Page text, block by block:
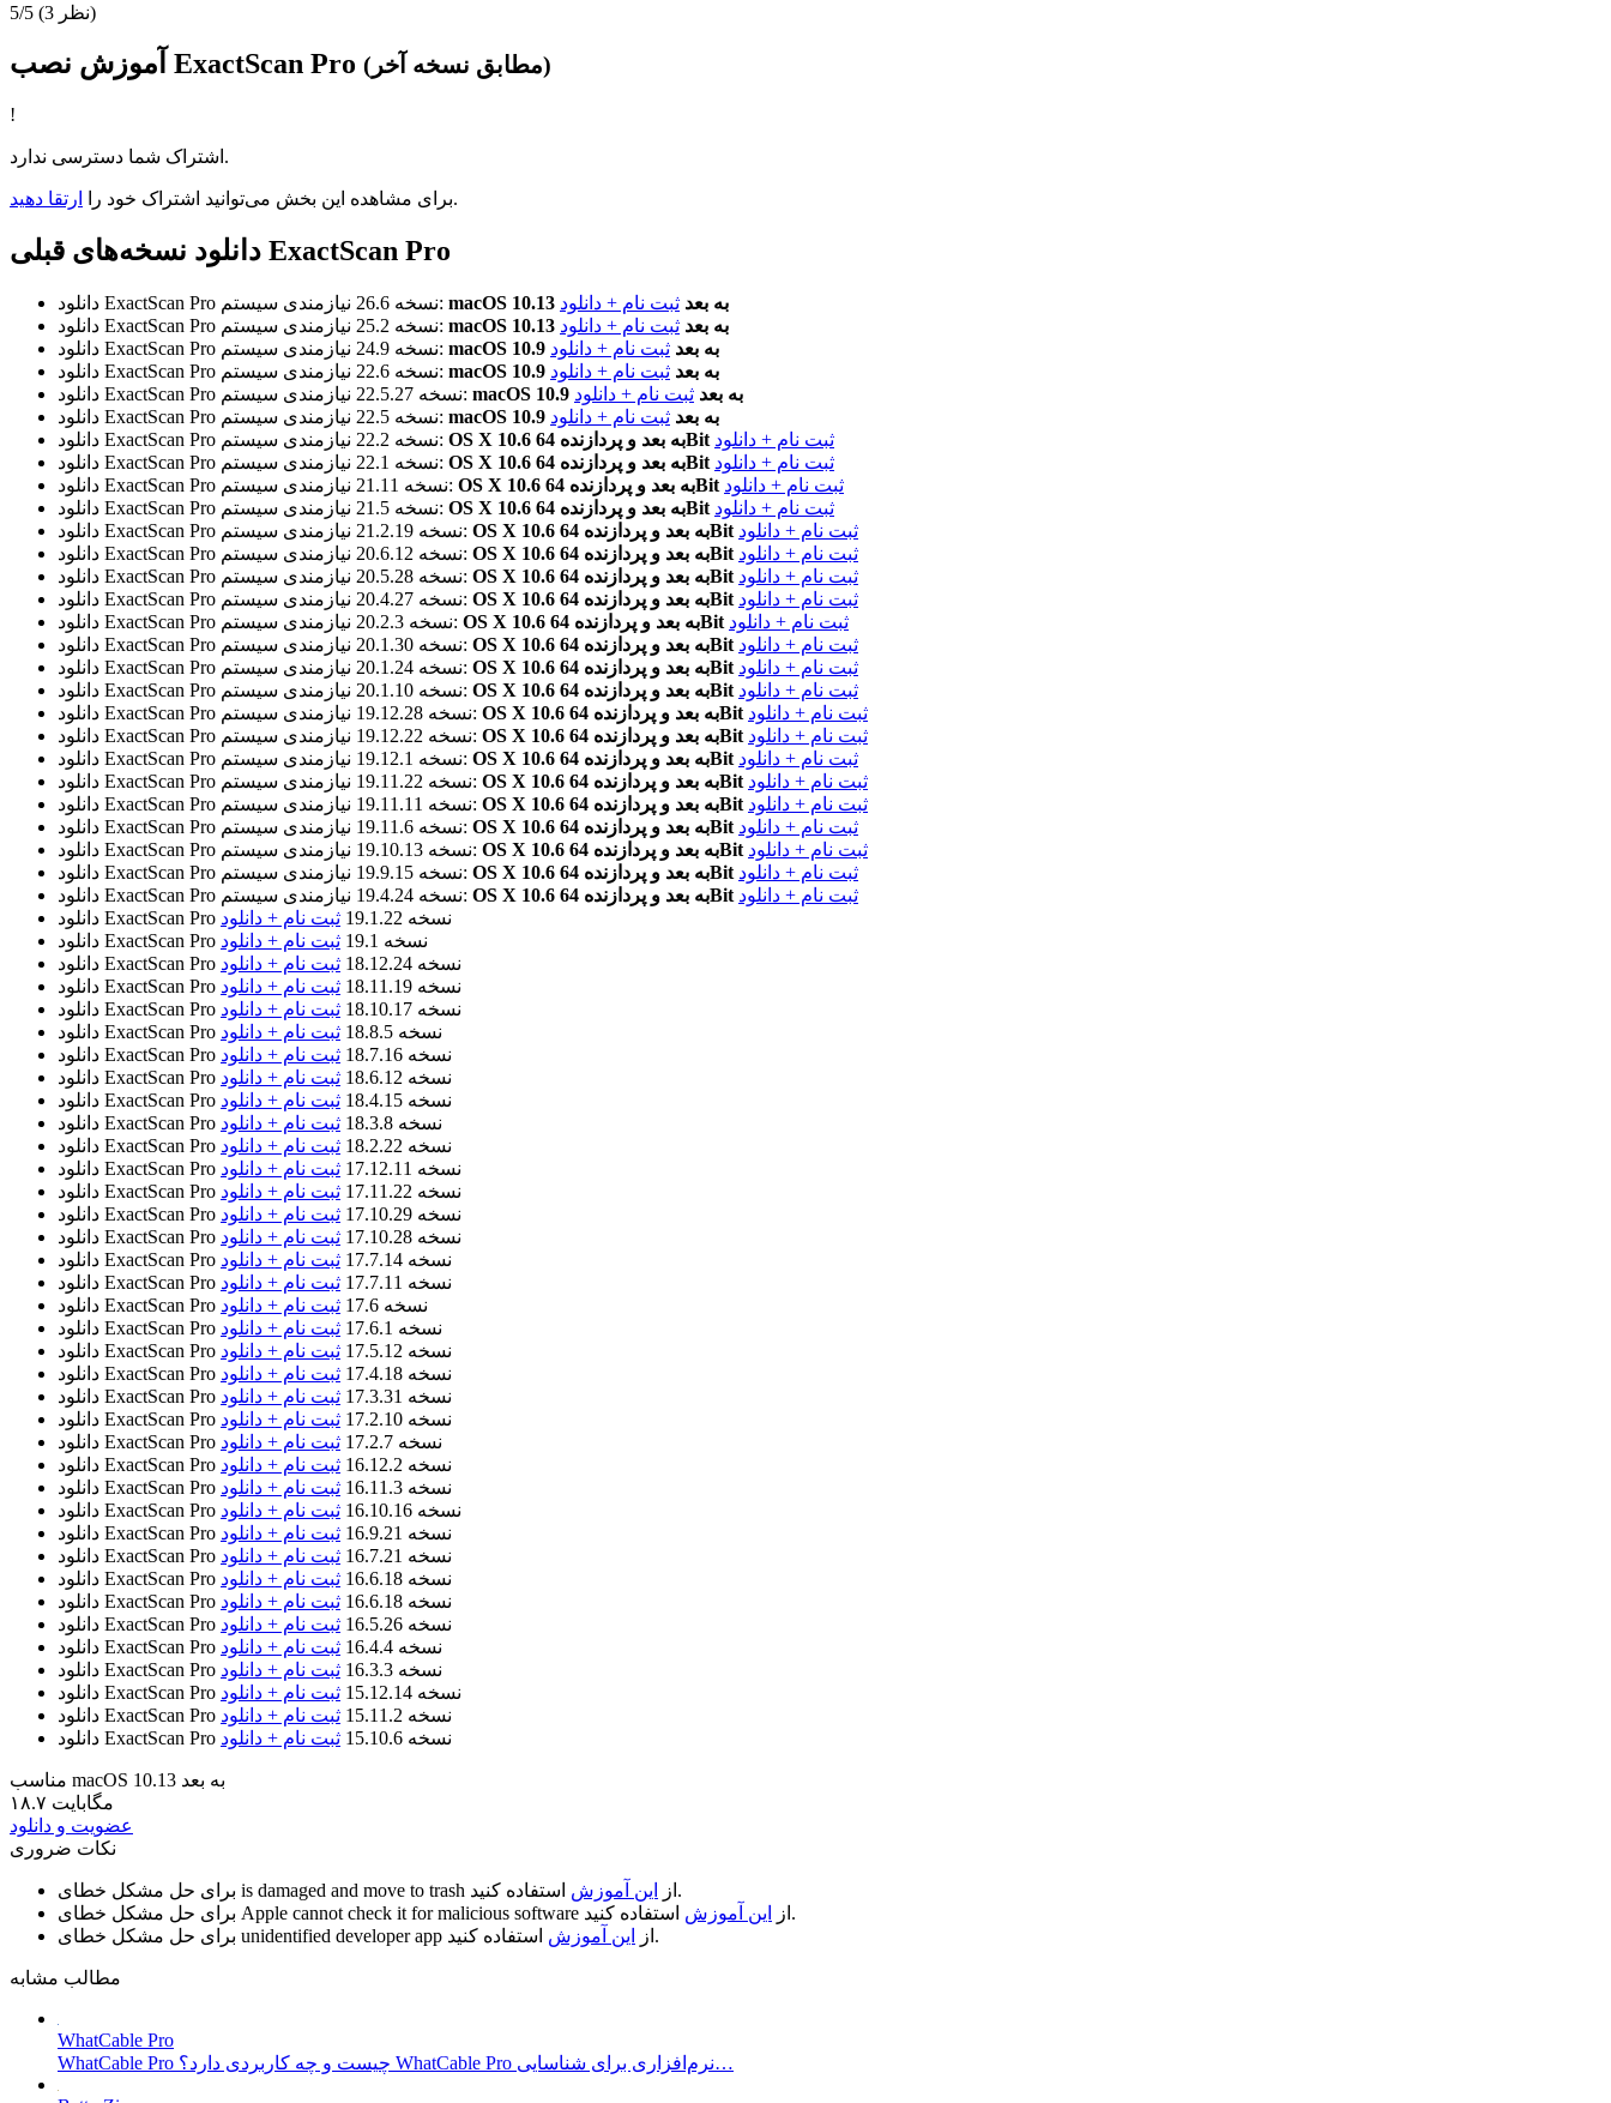
5/5 (3 نظر)
آموزش نصب ExactScan Pro (مطابق نسخه آخر)
!
اشتراک شما دسترسی ندارد.
برای مشاهده این بخش می‌توانید اشتراک خود را ارتقا دهید .
دانلود نسخه‌های قبلی ExactScan Pro
دانلود ExactScan Pro نسخه 26.6نیازمندی سیستم: macOS 10.13 به بعد ثبت نام + دانلود
دانلود ExactScan Pro
نسخه 25.2نیازمندی سیستم: macOS 10.13 به بعد ثبت نام + دانلود
دانلود ExactScan Pro
نسخه 24.9نیازمندی سیستم: macOS 10.9 به بعد ثبت نام + دانلود
دانلود ExactScan Pro
نسخه 22.6نیازمندی سیستم: macOS 10.9 به بعد ثبت نام + دانلود
دانلود ExactScan Pro
نسخه 22.5.27نیازمندی سیستم: macOS 10.9 به بعد ثبت نام + دانلود
دانلود ExactScan Pro
نسخه 22.5نیازمندی سیستم: macOS 10.9 به بعد ثبت نام + دانلود
دانلود ExactScan Pro
نسخه 22.2نیازمندی سیستم: OS X 10.6 به بعد و پردازنده 64Bit ثبت نام + دانلود
دانلود ExactScan Pro
نسخه 22.1نیازمندی سیستم: OS X 10.6 به بعد و پردازنده 64Bit ثبت نام + دانلود
دانلود ExactScan Pro
نسخه 21.11نیازمندی سیستم: OS X 10.6 به بعد و پردازنده 64Bit ثبت نام + دانلود
دانلود ExactScan Pro
نسخه 21.5نیازمندی سیستم: OS X 10.6 به بعد و پردازنده 64Bit ثبت نام + دانلود
دانلود ExactScan Pro
نسخه 21.2.19نیازمندی سیستم: OS X 10.6 به بعد و پردازنده 64Bit ثبت نام + دانلود
دانلود ExactScan Pro
نسخه 20.6.12نیازمندی سیستم: OS X 10.6 به بعد و پردازنده 64Bit ثبت نام + دانلود
دانلود ExactScan Pro
نسخه 20.5.28نیازمندی سیستم: OS X 10.6 به بعد و پردازنده 64Bit ثبت نام + دانلود
دانلود ExactScan Pro
نسخه 20.4.27نیازمندی سیستم: OS X 10.6 به بعد و پردازنده 64Bit ثبت نام + دانلود
دانلود ExactScan Pro
نسخه 20.2.3نیازمندی سیستم: OS X 10.6 به بعد و پردازنده 64Bit ثبت نام + دانلود
دانلود ExactScan Pro
نسخه 20.1.30نیازمندی سیستم: OS X 10.6 به بعد و پردازنده 64Bit ثبت نام + دانلود
دانلود ExactScan Pro
نسخه 20.1.24نیازمندی سیستم: OS X 10.6 به بعد و پردازنده 64Bit ثبت نام + دانلود
دانلود ExactScan Pro
نسخه 20.1.10نیازمندی سیستم: OS X 10.6 به بعد و پردازنده 64Bit ثبت نام + دانلود
دانلود ExactScan Pro
نسخه 19.12.28نیازمندی سیستم: OS X 10.6 به بعد و پردازنده 64Bit ثبت نام + دانلود
دانلود ExactScan Pro
نسخه 19.12.22نیازمندی سیستم: OS X 10.6 به بعد و پردازنده 64Bit ثبت نام + دانلود
دانلود ExactScan Pro
نسخه 19.12.1نیازمندی سیستم: OS X 10.6 به بعد و پردازنده 64Bit ثبت نام + دانلود
دانلود ExactScan Pro
نسخه 19.11.22نیازمندی سیستم: OS X 10.6 به بعد و پردازنده 64Bit ثبت نام + دانلود
دانلود ExactScan Pro
نسخه 19.11.11نیازمندی سیستم: OS X 10.6 به بعد و پردازنده 64Bit ثبت نام + دانلود
دانلود ExactScan Pro
نسخه 19.11.6نیازمندی سیستم: OS X 10.6 به بعد و پردازنده 64Bit ثبت نام + دانلود
دانلود ExactScan Pro
نسخه 19.10.13نیازمندی سیستم: OS X 10.6 به بعد و پردازنده 64Bit ثبت نام + دانلود
دانلود ExactScan Pro
نسخه 19.9.15نیازمندی سیستم: OS X 10.6 به بعد و پردازنده 64Bit ثبت نام + دانلود
دانلود ExactScan Pro
نسخه 19.4.24نیازمندی سیستم: OS X 10.6 به بعد و پردازنده 64Bit ثبت نام + دانلود
دانلود ExactScan Pro
نسخه 19.1.22
ثبت نام + دانلود
دانلود ExactScan Pro
نسخه 19.1
ثبت نام + دانلود
دانلود ExactScan Pro
نسخه 18.12.24
ثبت نام + دانلود
دانلود ExactScan Pro
نسخه 18.11.19
ثبت نام + دانلود
دانلود ExactScan Pro
نسخه 18.10.17
ثبت نام + دانلود
دانلود ExactScan Pro
نسخه 18.8.5
ثبت نام + دانلود
دانلود ExactScan Pro
نسخه 18.7.16
ثبت نام + دانلود
دانلود ExactScan Pro
نسخه 18.6.12
ثبت نام + دانلود
دانلود ExactScan Pro
نسخه 18.4.15
ثبت نام + دانلود
دانلود ExactScan Pro
نسخه 18.3.8
ثبت نام + دانلود
دانلود ExactScan Pro
نسخه 18.2.22
ثبت نام + دانلود
دانلود ExactScan Pro
نسخه 17.12.11
ثبت نام + دانلود
دانلود ExactScan Pro
نسخه 17.11.22
ثبت نام + دانلود
دانلود ExactScan Pro
نسخه 17.10.29
ثبت نام + دانلود
دانلود ExactScan Pro
نسخه 17.10.28
ثبت نام + دانلود
دانلود ExactScan Pro
نسخه 17.7.14
ثبت نام + دانلود
دانلود ExactScan Pro
نسخه 17.7.11
ثبت نام + دانلود
دانلود ExactScan Pro
نسخه 17.6
ثبت نام + دانلود
دانلود ExactScan Pro
نسخه 17.6.1
ثبت نام + دانلود
دانلود ExactScan Pro
نسخه 17.5.12
ثبت نام + دانلود
دانلود ExactScan Pro
نسخه 17.4.18
ثبت نام + دانلود
دانلود ExactScan Pro
نسخه 17.3.31
ثبت نام + دانلود
دانلود ExactScan Pro
نسخه 17.2.10
ثبت نام + دانلود
دانلود ExactScan Pro
نسخه 17.2.7
ثبت نام + دانلود
دانلود ExactScan Pro
نسخه 16.12.2
ثبت نام + دانلود
دانلود ExactScan Pro
نسخه 16.11.3
ثبت نام + دانلود
دانلود ExactScan Pro
نسخه 16.10.16
ثبت نام + دانلود
دانلود ExactScan Pro
نسخه 16.9.21
ثبت نام + دانلود
دانلود ExactScan Pro
نسخه 16.7.21
ثبت نام + دانلود
دانلود ExactScan Pro
نسخه 16.6.18
ثبت نام + دانلود
دانلود ExactScan Pro
نسخه 16.6.18
ثبت نام + دانلود
دانلود ExactScan Pro
نسخه 16.5.26
ثبت نام + دانلود
دانلود ExactScan Pro
نسخه 16.4.4
ثبت نام + دانلود
دانلود ExactScan Pro
نسخه 16.3.3
ثبت نام + دانلود
دانلود ExactScan Pro
نسخه 15.12.14
ثبت نام + دانلود
دانلود ExactScan Pro
نسخه 15.11.2
ثبت نام + دانلود
دانلود ExactScan Pro
نسخه 15.10.6 ثبت نام + دانلود
مناسب macOS 10.13 به بعد
۱۸.۷ مگابایت
عضویت و دانلود
نکات ضروری
is damaged and move to trash از این آموزش
استفاده کنید.
Apple cannot check it for malicious software از این آموزش
استفاده کنید.
unidentified developer app از این آموزش استفاده کنید.
مطالب مشابه
WhatCable Pro
WhatCable Pro چیست و چه کاربردی دارد؟ WhatCable Pro نرم‌افزاری برای شناسایی…